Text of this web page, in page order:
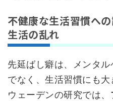
不健康な生活習慣へ
生活の乱れ
先延ばし癖は、メンタ
でなく、生活習慣にも
ウェーデンの研究では、